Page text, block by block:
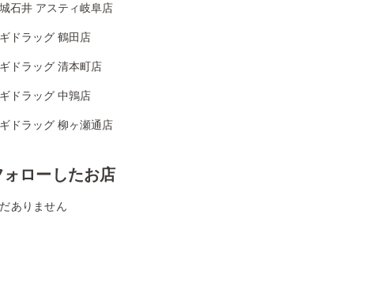
石井 アスティ岐阜店
ドラッグ 鶴田店
ドラッグ 清本町店
ドラッグ 中鶉店
ドラッグ 柳ヶ瀬通店
ォローしたお店
ありません